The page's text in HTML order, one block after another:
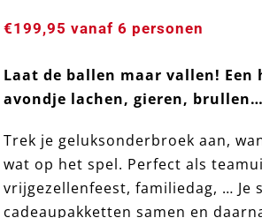
€199,95 vanaf 6 personen
Laat de ballen maar vallen! Een
avondje lachen, gieren, brullen…
Trek je geluksonderbroek aan,
wat op het spel. Perfect als
vrijgezellenfeest, familiedag, … Je
cadeaupakketten samen en